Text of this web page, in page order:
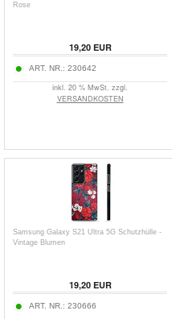
Rose
19,20EUR
ART. NR.: 230642
inkl. 20 % MwSt. zzgl.
VERSANDKOSTEN
Samsung Galaxy S21 Ultra 5G Schutzhülle -
Vintage Blumen
19,20EUR
ART. NR.: 230666